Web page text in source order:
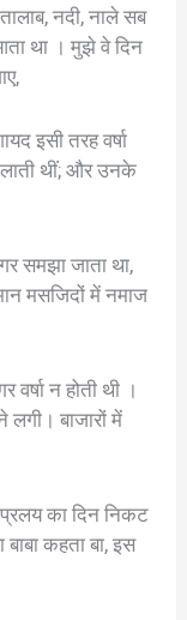
नदी, नाले सब
था । मुझे वे दिन
इसी तरह वर्षा
थीं; और उनके
समझा जाता था,
मसजिदों में नमाज
न होती थी ।
लगी। बाजारों में
का दिन निकट
कहता बा, इस